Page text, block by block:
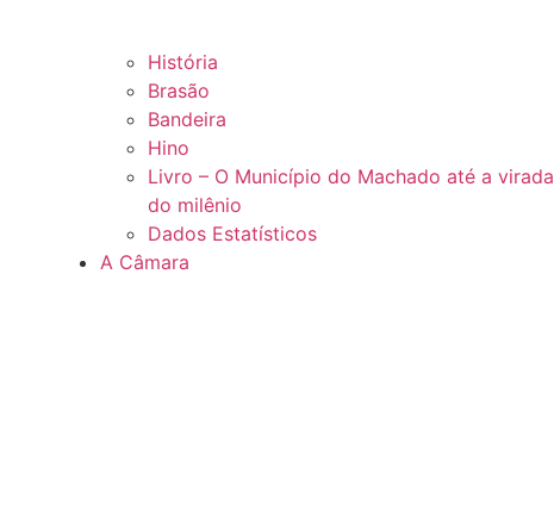
História
Brasão
Bandeira
Hino
Livro – O Município do Machado até a virada
do milênio
Dados Estatísticos
A Câmara